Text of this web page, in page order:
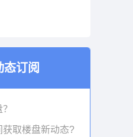
态订阅
取楼盘新动态?